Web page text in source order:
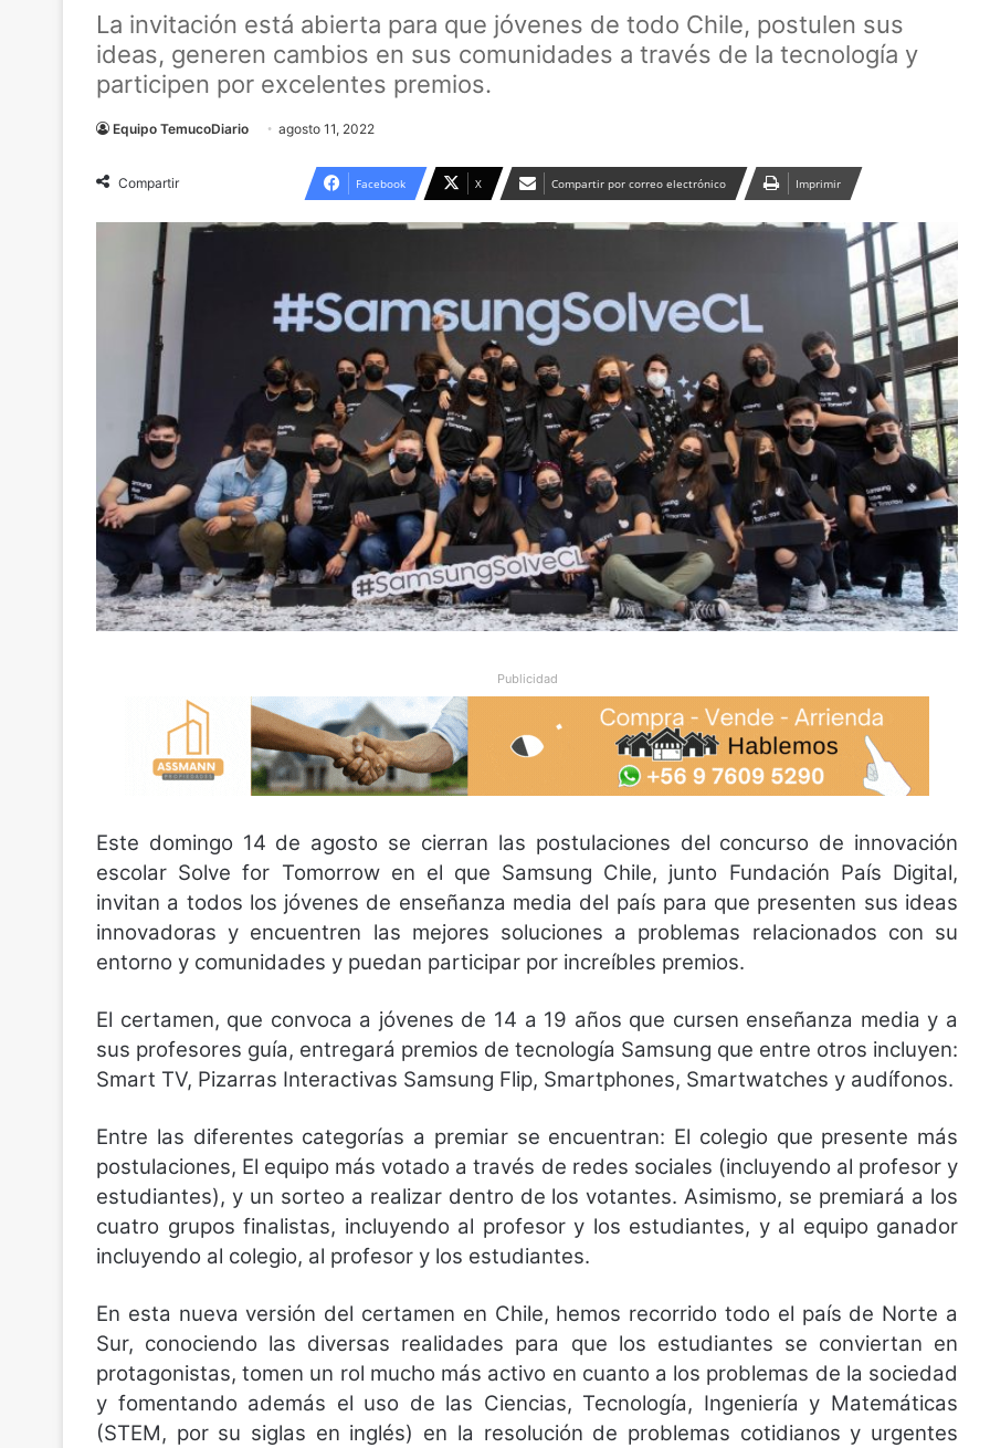
La invitación está abierta para que jóvenes de todo Chile, postulen sus
ideas, generen cambios en sus comunidades a través de la tecnología y
participen por excelentes premios.
Equipo TemucoDiario agosto 11, 2022
Compartir Facebook X Compartir por correo electrónico Imprimir
Publicidad
Este domingo 14 de agosto se cierran las postulaciones del concurso de innovación
escolar Solve for Tomorrow en el que Samsung Chile, junto Fundación País Digital,
invitan a todos los jóvenes de enseñanza media del país para que presenten sus ideas
innovadoras y encuentren las mejores soluciones a problemas relacionados con su
entorno y comunidades y puedan participar por increíbles premios.
El certamen, que convoca a jóvenes de 14 a 19 años que cursen enseñanza media y a
sus profesores guía, entregará premios de tecnología Samsung que entre otros incluyen:
Smart TV, Pizarras Interactivas Samsung Flip, Smartphones, Smartwatches y audífonos.
Entre las diferentes categorías a premiar se encuentran: El colegio que presente más
postulaciones, El equipo más votado a través de redes sociales (incluyendo al profesor y
estudiantes), y un sorteo a realizar dentro de los votantes. Asimismo, se premiará a los
cuatro grupos finalistas, incluyendo al profesor y los estudiantes, y al equipo ganador
incluyendo al colegio, al profesor y los estudiantes.
En esta nueva versión del certamen en Chile, hemos recorrido todo el país de Norte a
Sur, conociendo las diversas realidades para que los estudiantes se conviertan en
protagonistas, tomen un rol mucho más activo en cuanto a los problemas de la sociedad
y fomentando además el uso de las Ciencias, Tecnología, Ingeniería y Matemáticas
(STEM, por su siglas en inglés) en la resolución de problemas cotidianos y urgentes